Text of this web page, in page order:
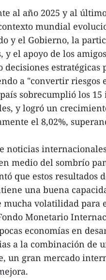
al año 2025 y al
mundial
y el Gobierno, la
y el apoyo de los
estratégicas
a "convertir riesgos
sobrecumplió los
y logró un
el 8,02%,
noticias
medio del sombrío
que estos resultados
una buena
mucha volatilidad
Monetario
economías en
a la combinación de
un gran mercado